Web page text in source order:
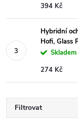
394 Kč
Hybridní
Hofi, Glass
274 Kč
Filtrovat